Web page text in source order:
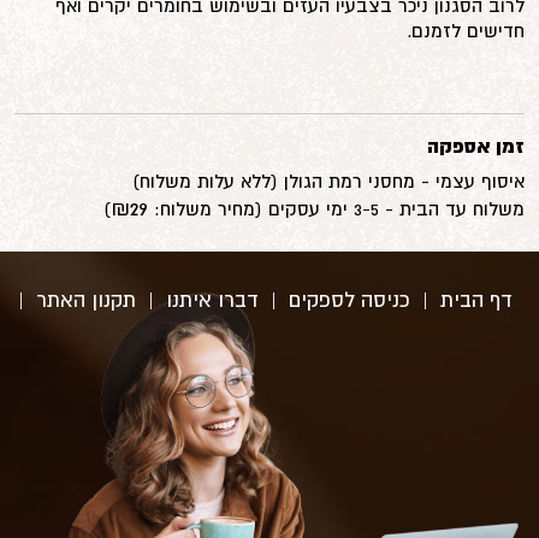
לרוב הסגנון ניכר בצבעיו העזים ובשימוש בחומרים יקרים ואף
חדישים לזמנם.
זמן אספקה
איסוף עצמי - מחסני רמת הגולן (ללא עלות משלוח)
משלוח עד הבית - 3-5 ימי עסקים (מחיר משלוח:
29‏₪
)
דף הבית | כניסה לספקים | דברו איתנו | תקנון האתר |